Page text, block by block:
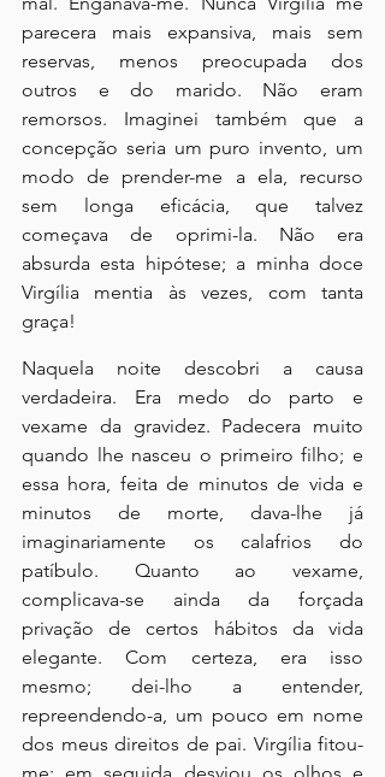
parecera mais expansiva, mais sem
reservas, menos preocupada dos
outros e do marido. Não eram
remorsos. Imaginei também que a
concepção seria um puro invento, um
modo de prender-me a ela, recurso
sem longa eficácia, que talvez
começava de oprimi-la. Não era
absurda esta hipótese; a minha doce
Virgília mentia às vezes, com tanta
graça!
Naquela noite descobri a causa
verdadeira. Era medo do parto e
vexame da gravidez. Padecera muito
quando lhe nasceu o primeiro filho; e
essa hora, feita de minutos de vida e
minutos de morte, dava-lhe já
imaginariamente os calafrios do
patíbulo. Quanto ao vexame,
complicava-se ainda da forçada
privação de certos hábitos da vida
elegante. Com certeza, era isso
mesmo; dei-lho a entender,
repreendendo-a, um pouco em nome
dos meus direitos de pai. Virgília fitou-